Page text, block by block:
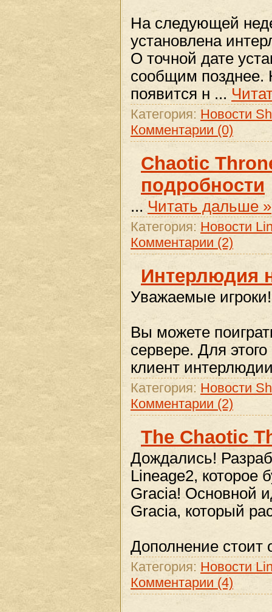
На следующей
установлена
О точной дате
сообщим позднее.
появится н ...
Категория: Новости
Комментарии (0)
Chaotic
подробности
... Читать дальше »
Категория: Новости
Комментарии (2)
Интерлюдия
Уважаемые игроки!
Вы можете
сервере. Для
клиент
Категория: Новости
Комментарии (2)
The Chaotic
Дождались!
Lineage2, которое
Gracia! Основной
Gracia, который
Дополнение
Категория: Новости
Комментарии (4)